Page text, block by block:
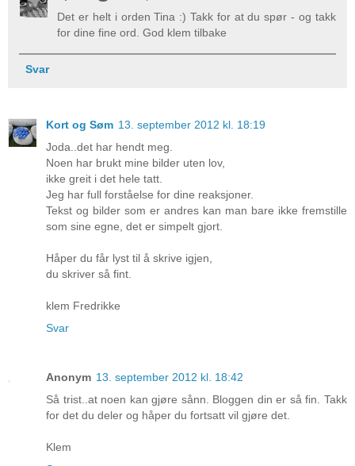
Det er helt i orden Tina :) Takk for at du spør - og takk
for dine fine ord. God klem tilbake
Svar
Kort og Søm 13. september 2012 kl. 18:19
Joda..det har hendt meg.
Noen har brukt mine bilder uten lov,
ikke greit i det hele tatt.
Jeg har full forståelse for dine reaksjoner.
Tekst og bilder som er andres kan man bare ikke fremstille
som sine egne, det er simpelt gjort.
Håper du får lyst til å skrive igjen,
du skriver så fint.
klem Fredrikke
Svar
Anonym 13. september 2012 kl. 18:42
Så trist..at noen kan gjøre sånn. Bloggen din er så fin. Takk
for det du deler og håper du fortsatt vil gjøre det.
Klem